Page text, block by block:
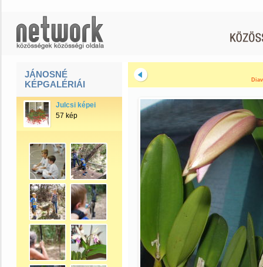
JÁNOSNÉ
KÉPGALÉRIÁI
Julcsi képei
57 kép